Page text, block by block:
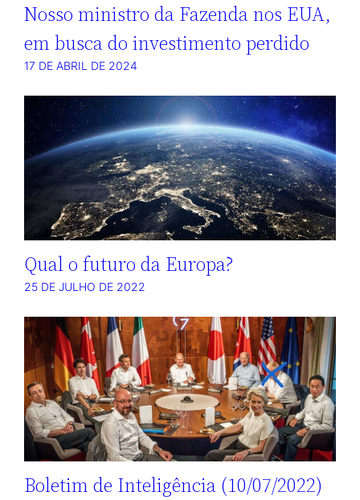
Nosso ministro da Fazenda nos EUA,
em busca do investimento perdido
17 DE ABRIL DE 2024
Qual o futuro da Europa?
25 DE JULHO DE 2022
Boletim de Inteligência (10/07/2022)